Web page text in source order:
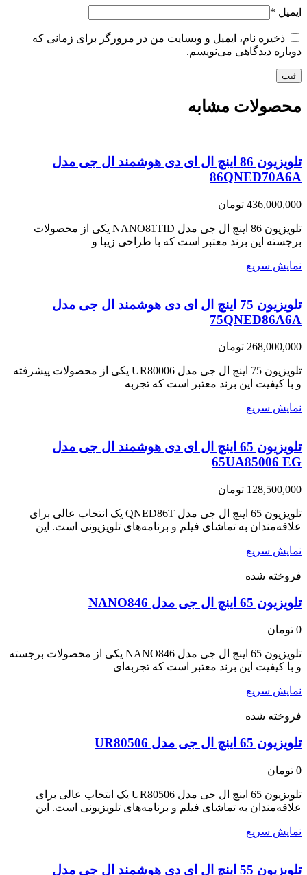
ایمیل *
ذخیره نام، ایمیل و وبسایت من در مرورگر برای زمانی که
دوباره دیدگاهی می‌نویسم.
محصولات مشابه
تلویزیون 86 اینچ ال ای دی هوشمند ال جی مدل
86QNED70A6A
436,000,000 تومان
تلویزیون 86 اینچ ال جی مدل NANO81TID یکی از محصولات
برجسته این برند معتبر است که با طراحی زیبا و
نمایش سریع
تلویزیون 75 اینچ ال ای دی هوشمند ال جی مدل
75QNED86A6A
268,000,000 تومان
تلویزیون 75 اینچ ال جی مدل UR80006 یکی از محصولات پیشرفته
و با کیفیت این برند معتبر است که تجربه
نمایش سریع
تلویزیون 65 اینچ ال ای دی هوشمند ال جی مدل
65UA85006 EG
128,500,000 تومان
تلویزیون 65 اینچ ال جی مدل QNED86T یک انتخاب عالی برای
علاقه‌مندان به تماشای فیلم و برنامه‌های تلویزیونی است. این
نمایش سریع
فروخته شده
تلویزیون 65 اینچ ال جی مدل NANO846
0 تومان
تلویزیون 65 اینچ ال جی مدل NANO846 یکی از محصولات برجسته
و با کیفیت این برند معتبر است که تجربه‌ای
نمایش سریع
فروخته شده
تلویزیون 65 اینچ ال جی مدل UR80506
0 تومان
تلویزیون 65 اینچ ال جی مدل UR80506 یک انتخاب عالی برای
علاقه‌مندان به تماشای فیلم و برنامه‌های تلویزیونی است. این
نمایش سریع
تلویزیون 55 اینچ ال ای دی هوشمند ال جی مدل